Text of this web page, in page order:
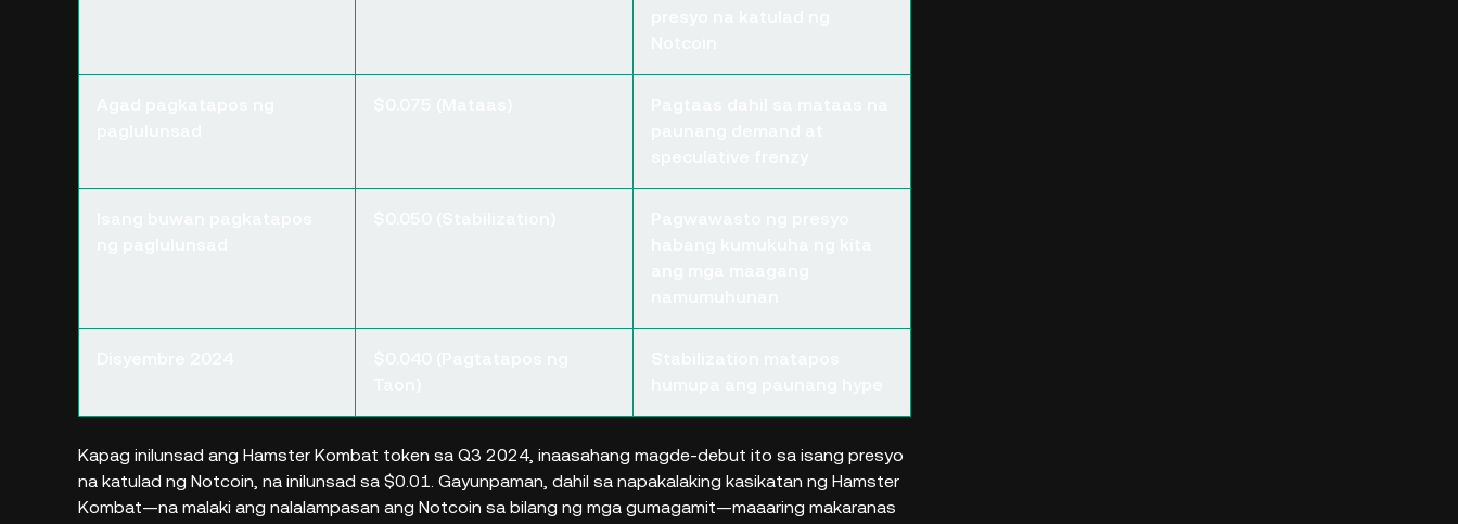
Kapag inilunsad ang Hamster Kombat token sa Q3 2024, inaasahang magde-debut ito sa isang presyo
na katulad ng Notcoin, na inilunsad sa $0.01. Gayunpaman, dahil sa napakalaking kasikatan ng Hamster
Kombat—na malaki ang nalalampasan ang Notcoin sa bilang ng mga gumagamit—maaaring makaranas